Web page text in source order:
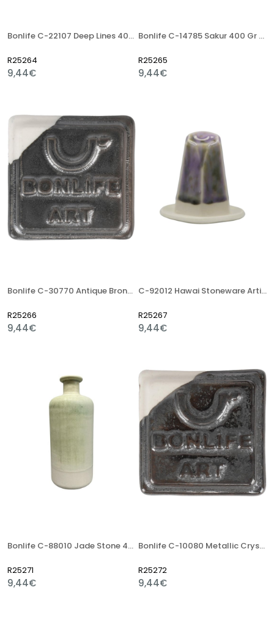
Bonlife C-22107 Deep Lines 400 Gr Stoneware Artistik Sır
R25264
9,44€
Bonlife C-14785 Sakur 400 Gr Stoneware Artistik Sır
R25265
9,44€
Bonlife C-30770 Antique Bronze 400 Gr Stoneware Artistik Sır
R25266
9,44€
C-92012 Hawai Stoneware Artistik Sır
R25267
9,44€
Bonlife C-88010 Jade Stone 400 Gr Stoneware Artistik Sır
R25271
9,44€
Bonlife C-10080 Metallic Crystal 400 Gr Stoneware Artistik Sır
R25272
9,44€